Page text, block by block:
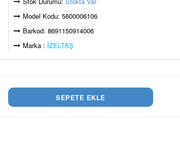
Model Kodu: 5600006106
Barkod: 8691150914006
Marka : İZELTAŞ